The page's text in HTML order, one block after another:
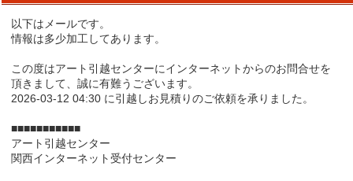
以下はメールです。
情報は多少加工してあります。
この度はアート引越センターにインターネットからのお問合せを
頂きまして、誠に有難うございます。
2026-03-12 04:30 に引越しお見積りのご依頼を承りました。
■■■■■■■■■■■
アート引越センター
関西インターネット受付センター